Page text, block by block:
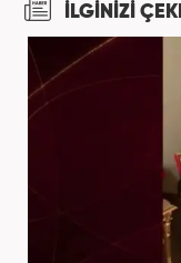
İLGİNİZİ